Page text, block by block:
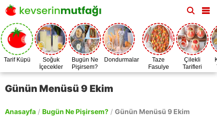
Tarif Küpü
Soğuk
İçecekler
Bugün Ne
Pişirsem?
Dondurmalar
Taze
Fasulye
Zamanı
Çilekli
Tarifleri
Günün Menüsü 9 Ekim
Anasayfa / Bugün Ne Pişirsem? / Günün Menüsü 9 Ekim